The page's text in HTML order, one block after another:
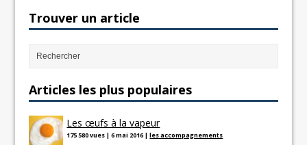
Trouver un article
Articles les plus populaires
Les œufs à la vapeur
175 580 vues |6 mai 2016 |les accompagnements